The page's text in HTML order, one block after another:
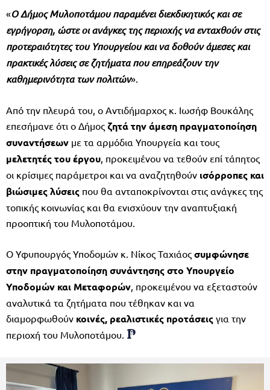
«Ο Δήμος Μυλοποτάμου παραμένει διεκδικητικός και σε
εγρήγορση, ώστε οι ανάγκες της περιοχής να ενταχθούν στις
προτεραιότητες του Υπουργείου και να δοθούν άμεσες και
πρακτικές λύσεις σε ζητήματα που επηρεάζουν την
καθημερινότητα των πολιτών».
Από την πλευρά του, ο Αντιδήμαρχος κ. Ιωσήφ Βουκάλης
επεσήμανε ότι ο Δήμος ζητά την άμεση πραγματοποίηση
συναντήσεων με τα αρμόδια Υπουργεία και τους
μελετητές του έργου , προκειμένου να τεθούν επί τάπητος
οι κρίσιμες παράμετροι και να αναζητηθούν ισόρροπες και
βιώσιμες λύσεις που θα ανταποκρίνονται στις ανάγκες της
τοπικής κοινωνίας και θα ενισχύουν την αναπτυξιακή
προοπτική του Μυλοποτάμου.
Ο Υφυπουργός Υποδομών κ. Νίκος Ταχιάος συμφώνησε
στην πραγματοποίηση συνάντησης στο Υπουργείο
Υποδομών και Μεταφορών , προκειμένου να εξεταστούν
αναλυτικά τα ζητήματα που τέθηκαν και να
διαμορφωθούν κοινές, ρεαλιστικές προτάσεις για την
περιοχή του Μυλοποτάμου.